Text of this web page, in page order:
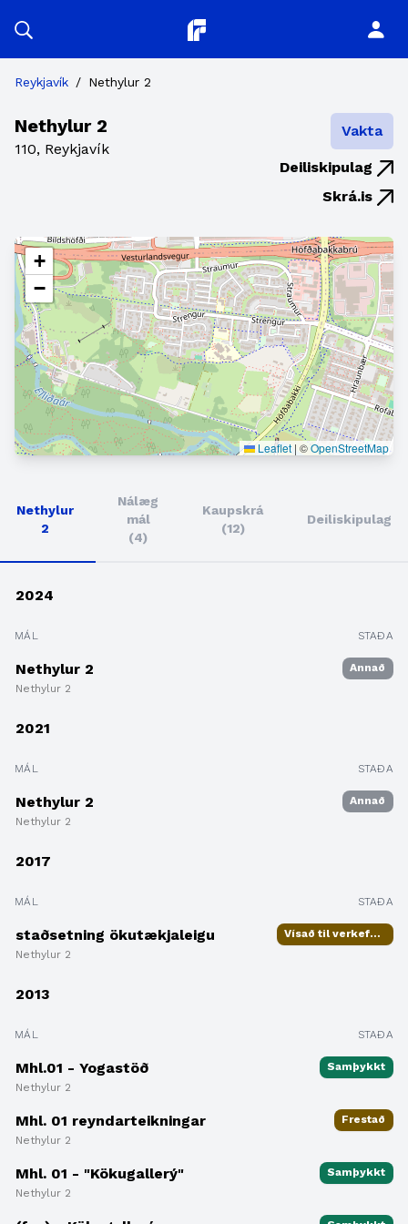
Planitor
Reykjavík / Nethylur 2
Nethylur 2
110, Reykjavík
Deiliskipulag
Skrá.is
Vakta
+
−
Leaflet | ©OpenStreetMap
Nethylur
2
Nálæg
mál
(4)
Kaupskrá
(12)
Deiliskipulag
2024
MÁL STAÐA
Nethylur 2
Nethylur 2
Annað
2021
MÁL STAÐA
Nethylur 2
Nethylur 2
Annað
2017
MÁL STAÐA
staðsetning ökutækjaleigu
Nethylur 2
Vísað til verkefnisstjóra
2013
MÁL STAÐA
Mhl.01 - Yogastöð
Nethylur 2
Samþykkt
Mhl. 01 reyndarteikningar
Nethylur 2
Frestað
Mhl. 01 - "Kökugallerý"
Nethylur 2
Samþykkt